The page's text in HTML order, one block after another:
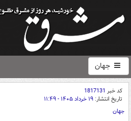
جهان
کد خبر 1817131
تاریخ انتشار: ۱۹ خرداد ۱۴۰۵ - ۱۱:۴۹
جهان